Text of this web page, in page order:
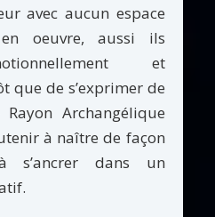
avec aucun espace
oeuvre, aussi ils
et
que de s’exprimer de
Archangélique
à naître de façon
dans un